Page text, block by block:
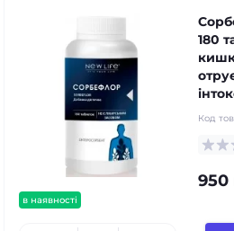
в наявності
180
Код
950